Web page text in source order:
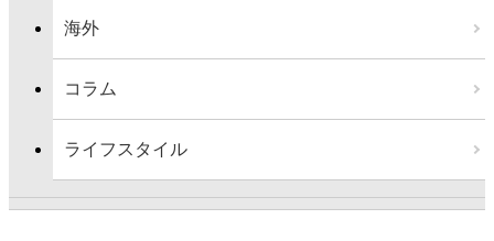
海外
コラム
ライフスタイル